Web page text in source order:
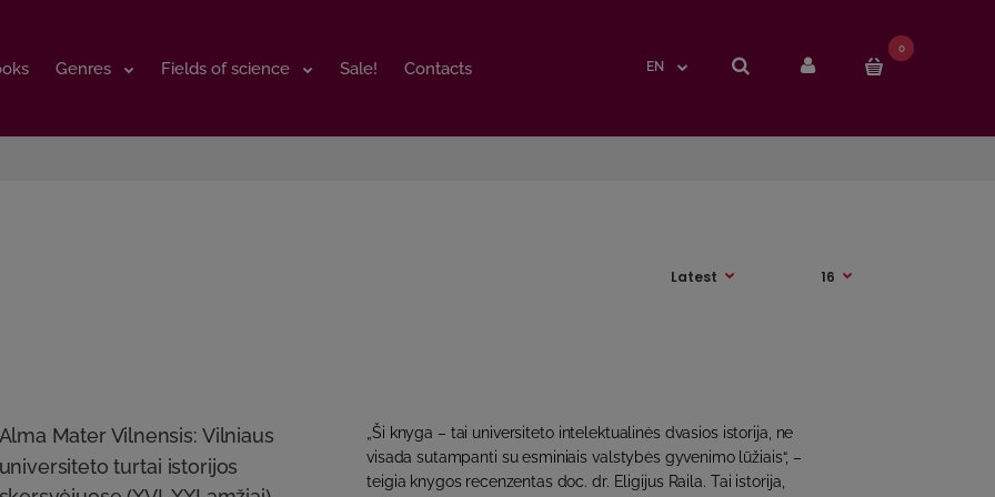
Genres Fields of science Sale! Contacts EN
0
Genres Fields of science Sale! Contacts EN
0
Alma Mater Vilnensis: Vilniaus
universiteto turtai istorijos
„Ši knyga – tai universiteto intelektualinės dvasios istorija, ne
visada sutampanti su esminiais valstybės gyvenimo lūžiais“, –
teigia knygos recenzentas doc. dr. Eligijus Raila. Tai istorija,